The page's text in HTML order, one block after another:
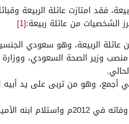
فقد امتازت عائلة الربيعة
الشخصيات من عائلة ربيعة:[1]
عائلة الربيعة، وهو سعودي
وزير الصحة السعودي، ووزارة
أجمع، وهو من تربى على يد أبيه
الأمير محمد.